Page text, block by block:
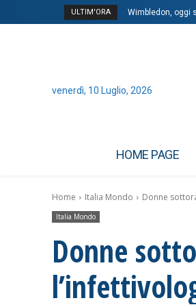
ULTIM'ORA Wimbledon, oggi
venerdì, 10 Luglio, 2026
HOME PAGE
Home Italia Mondo Donne
Italia Mondo
Donne